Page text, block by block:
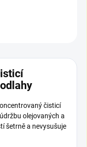
čisticí
olejovaných a
šetrně a nevysušuje